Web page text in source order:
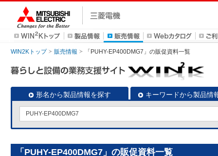
WIN2Kトップ 販売情報 「PUHY-EP400DMG7」の販促資料一覧
形名から製品情報を探す キーワードから製品情
「PUHY-EP400DMG7」の販促資料一覧